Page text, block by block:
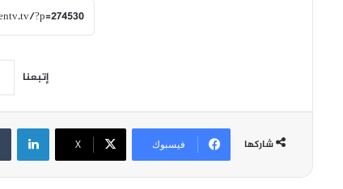
إتبعنا
شاركها فيسبوك ‫X